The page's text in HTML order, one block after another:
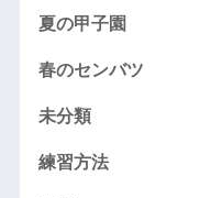
夏の甲子園
春のセンバツ
未分類
練習方法